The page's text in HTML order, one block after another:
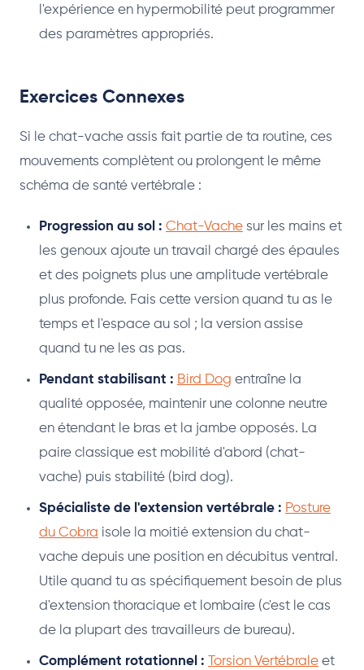
l'expérience en hypermobilité peut programmer
des paramètres appropriés.
Exercices Connexes
Si le chat-vache assis fait partie de ta routine, ces
mouvements complètent ou prolongent le même
schéma de santé vertébrale :
Progression au sol : Chat-Vache sur les mains et
les genoux ajoute un travail chargé des épaules
et des poignets plus une amplitude vertébrale
plus profonde. Fais cette version quand tu as le
temps et l'espace au sol ; la version assise
quand tu ne les as pas.
Pendant stabilisant : Bird Dog entraîne la
qualité opposée, maintenir une colonne neutre
en étendant le bras et la jambe opposés. La
paire classique est mobilité d'abord (chat-
vache) puis stabilité (bird dog).
Spécialiste de l'extension vertébrale : Posture
du Cobra isole la moitié extension du chat-
vache depuis une position en décubitus ventral.
Utile quand tu as spécifiquement besoin de plus
d'extension thoracique et lombaire (c'est le cas
de la plupart des travailleurs de bureau).
Complément rotationnel : Torsion Vertébrale et